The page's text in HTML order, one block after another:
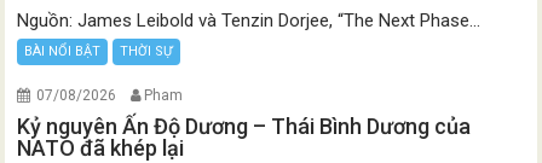
Nguồn: James Leibold và Tenzin Dorjee, “The Next Phase...
BÀI NỔI BẬT THỜI SỰ
07/08/2026 Pham
Kỷ nguyên Ấn Độ Dương – Thái Bình Dương của
NATO đã khép lại